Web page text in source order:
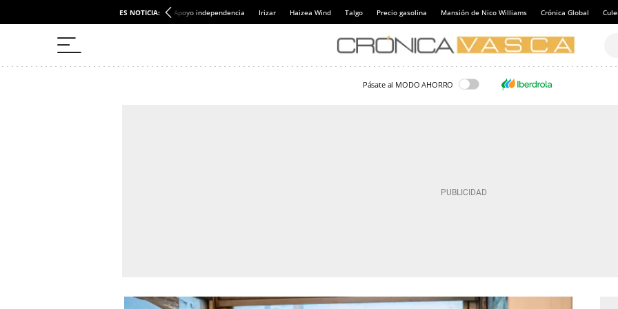
ES NOTICIA: Apoyo independencia Irizar Haizea Wind Talgo Precio gasolina Mansión de Nico Williams Crónica Global
Pásate al MODO AHORRO